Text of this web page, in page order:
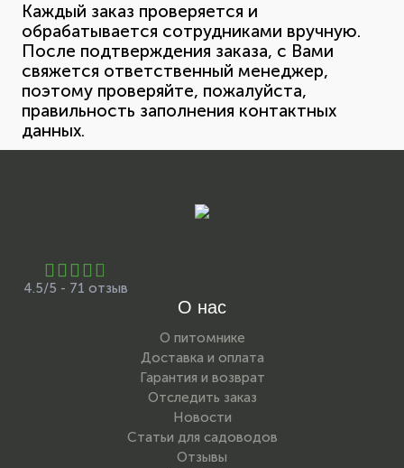
Каждый заказ проверяется и
обрабатывается сотрудниками вручную.
После подтверждения заказа, с Вами
свяжется ответственный менеджер,
поэтому проверяйте, пожалуйста,
правильность заполнения контактных
данных.
4.5/5 - 71 отзыв
О нас
О питомнике
Доставка и оплата
Гарантия и возврат
Отследить заказ
Новости
Статьи для садоводов
Отзывы